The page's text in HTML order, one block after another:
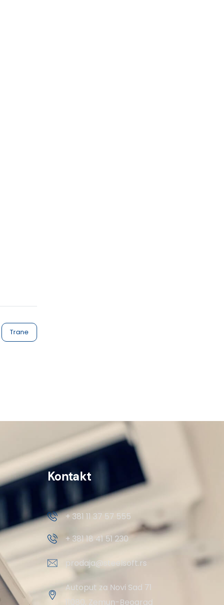
Trane
Kontakt
+ 381 11 37 57 555
+ 381 18 41 51 230
prodaja@steelsoft.rs
Autoput za Novi Sad 71
11080, Zemun-Beograd